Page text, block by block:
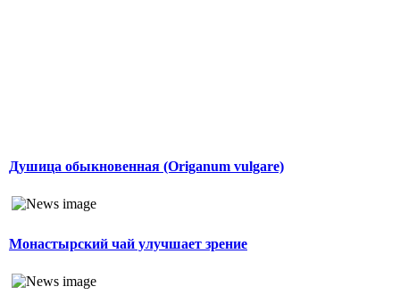
Душица обыкновенная (Origanum vulgare)
Монастырский чай улучшает зрение